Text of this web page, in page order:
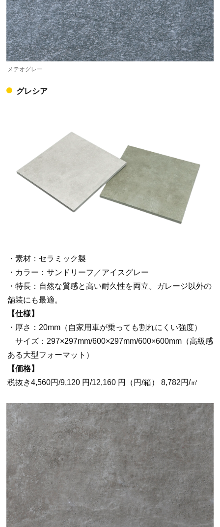
メテオグレー
グレシア
・素材：セラミック製
・カラー：サンドリーフ／アイスグレー
・特長：自然な質感と高い耐久性を両立。ガレージ以外の
舗装にも最適。
【仕様】
・厚さ：20mm（自家用車が乗っても割れにくい強度）
サイズ：297×297mm/600×297mm/600×600mm（高級感
ある大型フォーマット）
【価格】
税抜き4,560円/9,120 円/12,160 円（円/箱） 8,782円/㎡